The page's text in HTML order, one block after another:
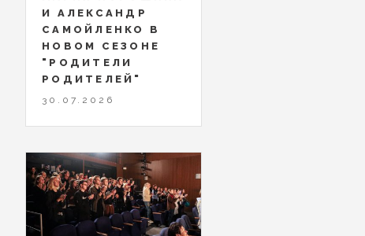
И АЛЕКСАНДР
САМОЙЛЕНКО В
НОВОМ СЕЗОНЕ
"РОДИТЕЛИ
РОДИТЕЛЕЙ"
30.07.2026